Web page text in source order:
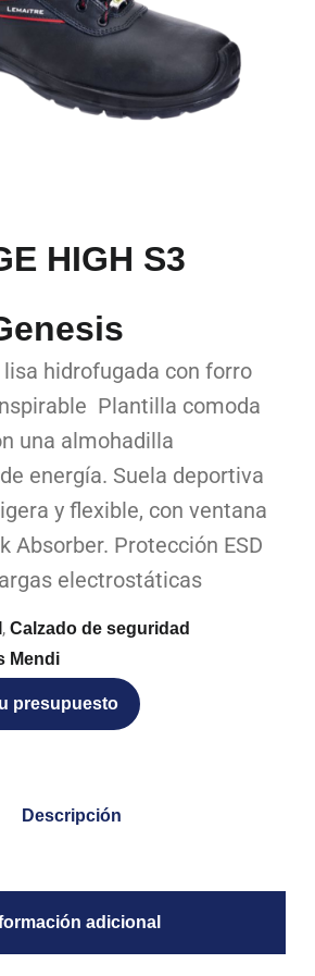
HIGH S3
hidrofugada con forro
Plantilla comoda
una almohadilla
energía. Suela deportiva
y flexible, con ventana
Absorber. Protección ESD
electrostáticas
, Calzado de seguridad
Mendi
presupuesto
Descripción
adicional